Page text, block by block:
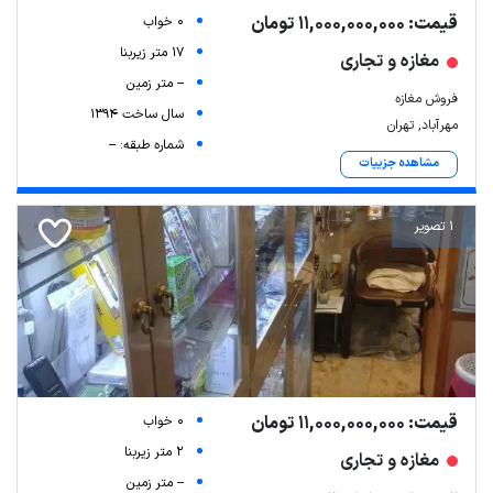
قیمت: 11,000,000,000 تومان
مغازه و تجاری
فروش مغازه
مهرآباد, تهران
مشاهده جزییات
0 خواب
17 متر زیربنا
-- متر زمین
سال ساخت 1394
شماره طبقه: --
1 تصویر
قیمت: 11,000,000,000 تومان
مغازه و تجاری
0 خواب
2 متر زیربنا
-- متر زمین